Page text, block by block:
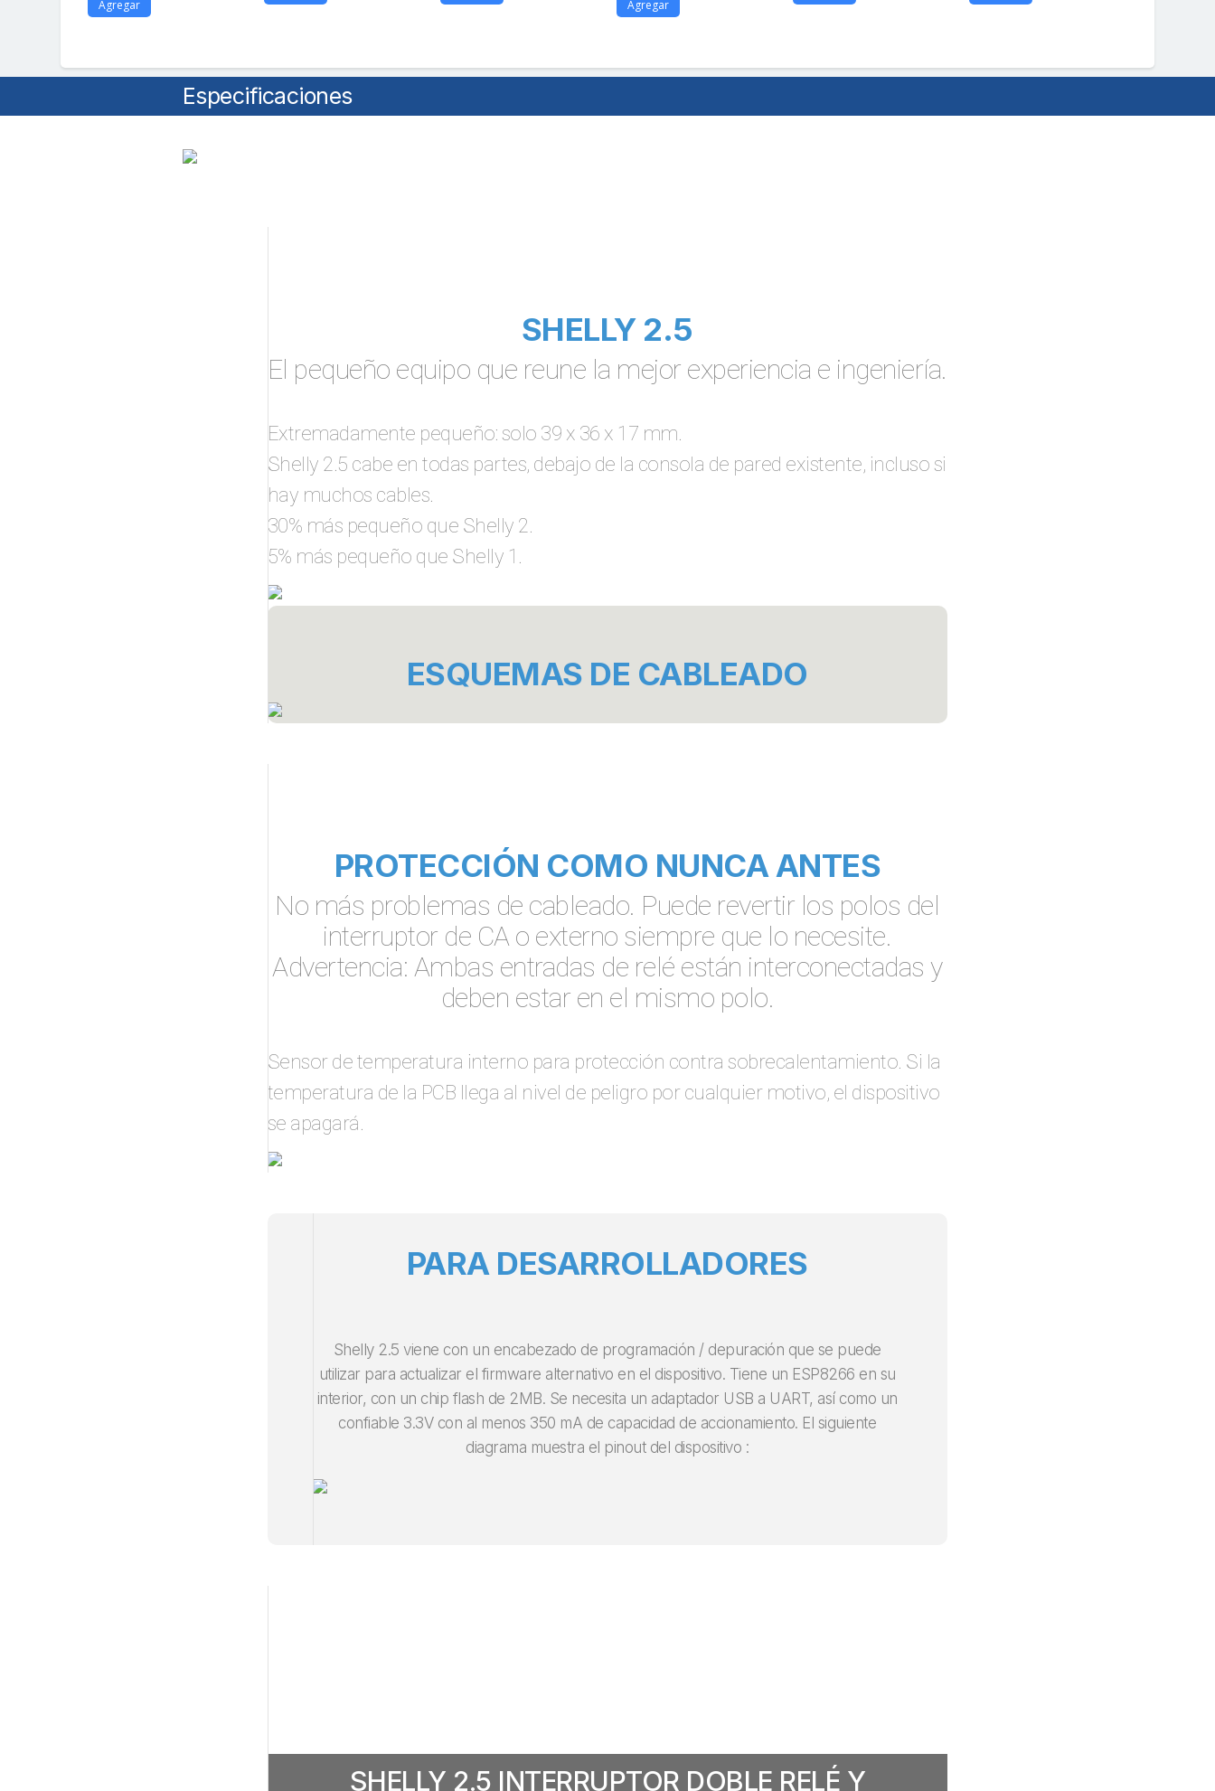
Agregar Agregar
Especificaciones
SHELLY 2.5
El pequeño equipo que reune la mejor experiencia e ingeniería.
Extremadamente pequeño: solo 39 x 36 x 17 mm.
Shelly 2.5 cabe en todas partes, debajo de la consola de pared existente, incluso si
hay muchos cables.
30% más pequeño que Shelly 2.
5% más pequeño que Shelly 1.
ESQUEMAS DE CABLEADO
PROTECCIÓN COMO NUNCA ANTES
No más problemas de cableado. Puede revertir los polos del
interruptor de CA o externo siempre que lo necesite.
Advertencia: Ambas entradas de relé están interconectadas y
deben estar en el mismo polo.
Sensor de temperatura interno para protección contra sobrecalentamiento. Si la
temperatura de la PCB llega al nivel de peligro por cualquier motivo, el dispositivo
se apagará.
PARA DESARROLLADORES
Shelly 2.5 viene con un encabezado de programación / depuración que se puede
utilizar para actualizar el firmware alternativo en el dispositivo. Tiene un ESP8266 en su
interior, con un chip flash de 2MB. Se necesita un adaptador USB a UART, así como un
confiable 3.3V con al menos 350 mA de capacidad de accionamiento. El siguiente
diagrama muestra el pinout del dispositivo :
SHELLY 2.5 INTERRUPTOR DOBLE RELÉ Y